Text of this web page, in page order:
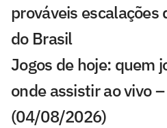
prováveis escalações
do Brasil
Jogos de hoje: quem
onde assistir ao vivo
(04/08/2026)